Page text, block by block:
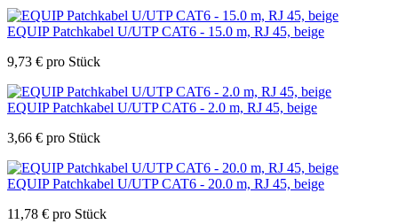
EQUIP Patchkabel U/UTP CAT6 - 15.0 m, RJ 45, beige
9,73 € pro Stück
EQUIP Patchkabel U/UTP CAT6 - 2.0 m, RJ 45, beige
3,66 € pro Stück
EQUIP Patchkabel U/UTP CAT6 - 20.0 m, RJ 45, beige
11,78 € pro Stück